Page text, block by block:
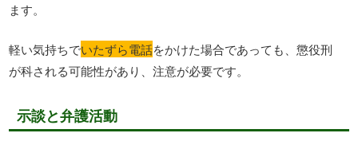
ます。
軽い気持ちでいたずら電話をかけた場合であっても、懲役刑
が科される可能性があり、注意が必要です。
示談と弁護活動